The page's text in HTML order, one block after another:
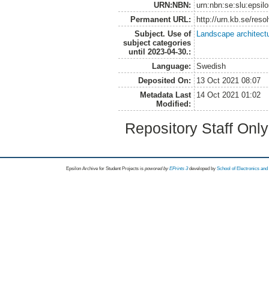
URN:NBN:
Permanent URL:
http://urn.kb.se/
Subject. Use of
subject categories
until 2023-04-30.:
Landscape
Language:
Swedish
Deposited On:
13 Oct 2021 08:07
Metadata Last
Modified:
14 Oct 2021 01:02
Repository Staff
Epsilon Archive for Student Projects is powored byEPrints 3 developed by School of Electronics